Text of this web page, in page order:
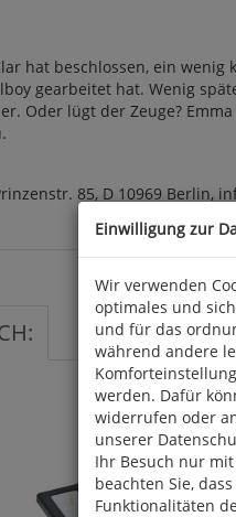
hat beschlossen, ein
gearbeitet hat. Wenig
Oder lügt der Zeuge?
85, D 10969 Berlin,
Einwilligung zur
Wir verwenden
optimales und
und für das
während andere
werden. Dafür
widerrufen oder
unserer
Ihr Besuch nur
beachten Sie,
Funktionalitäten